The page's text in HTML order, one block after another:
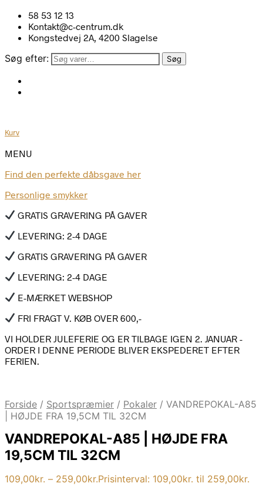
58 53 12 13
Kontakt@c-centrum.dk
Kongstedvej 2A, 4200 Slagelse
Søg efter: Søg
Kurv
MENU
Find den perfekte dåbsgave her
Personlige smykker
GRATIS GRAVERING PÅ GAVER
LEVERING: 2-4 DAGE
GRATIS GRAVERING PÅ GAVER
LEVERING: 2-4 DAGE
E-MÆRKET WEBSHOP
FRI FRAGT V. KØB OVER 600,-
VI HOLDER JULEFERIE OG ER TILBAGE IGEN 2. JANUAR -
ORDER I DENNE PERIODE BLIVER EKSPEDERET EFTER
FERIEN.
Forside / Sportspræmier / Pokaler / VANDREPOKAL-A85
| HØJDE FRA 19,5CM TIL 32CM
VANDREPOKAL-A85 | HØJDE FRA
19,5CM TIL 32CM
109,00kr. – 259,00kr.Prisinterval: 109,00kr. til 259,00kr.